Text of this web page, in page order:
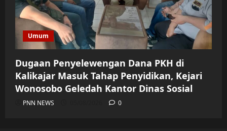
Umum
Dugaan Penyelewengan Dana PKH di
Kalikajar Masuk Tahap Penyidikan, Kejari
Wonosobo Geledah Kantor Dinas Sosial
PNN NEWS 0